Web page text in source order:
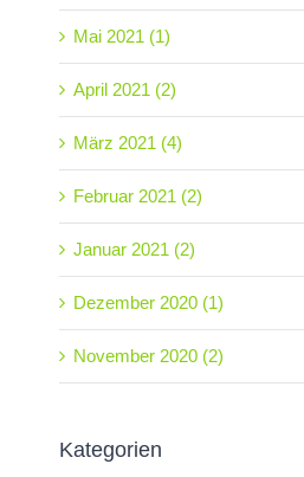
Mai 2021 (1)
April 2021 (2)
März 2021 (4)
Februar 2021 (2)
Januar 2021 (2)
Dezember 2020 (1)
November 2020 (2)
Kategorien